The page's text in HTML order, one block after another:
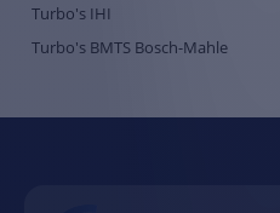
Turbo's IHI
Turbo's BMTS Bosch-Mahle